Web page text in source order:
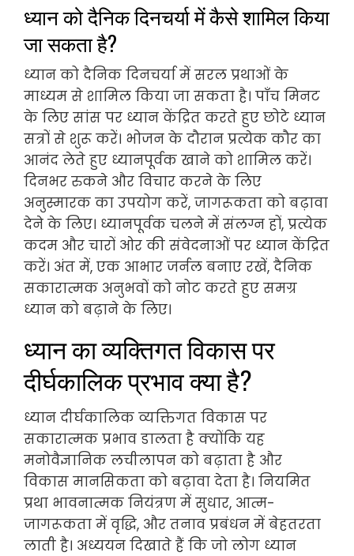
ध्यान को दैनिक दिनचर्या में कैसे शामिल किया
जा सकता है?
ध्यान को दैनिक दिनचर्या में सरल प्रथाओं के
माध्यम से शामिल किया जा सकता है। पाँच मिनट
के लिए सांस पर ध्यान केंद्रित करते हुए छोटे ध्यान
सत्रों से शुरू करें। भोजन के दौरान प्रत्येक कौर का
आनंद लेते हुए ध्यानपूर्वक खाने को शामिल करें।
दिनभर रुकने और विचार करने के लिए
अनुस्मारक का उपयोग करें, जागरूकता को बढ़ावा
देने के लिए। ध्यानपूर्वक चलने में संलग्न हों, प्रत्येक
कदम और चारों ओर की संवेदनाओं पर ध्यान केंद्रित
करें। अंत में, एक आभार जर्नल बनाए रखें, दैनिक
सकारात्मक अनुभवों को नोट करते हुए समग्र
ध्यान को बढ़ाने के लिए।
ध्यान का व्यक्तिगत विकास पर
दीर्घकालिक प्रभाव क्या है?
ध्यान दीर्घकालिक व्यक्तिगत विकास पर
सकारात्मक प्रभाव डालता है क्योंकि यह
मनोवैज्ञानिक लचीलापन को बढ़ाता है और
विकास मानसिकता को बढ़ावा देता है। नियमित
प्रथा भावनात्मक नियंत्रण में सुधार, आत्म-
जागरूकता में वृद्धि, और तनाव प्रबंधन में बेहतरता
लाती है। अध्ययन दिखाते हैं कि जो लोग ध्यान